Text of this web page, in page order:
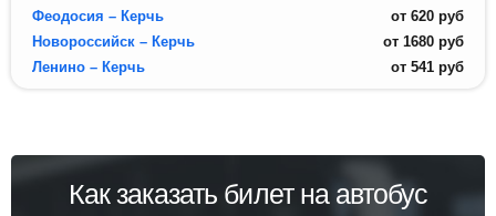
Феодосия – Керчь
от 620 руб
Новороссийск – Керчь
от 1680 руб
Ленино – Керчь
от 541 руб
Как заказать билет на автобус